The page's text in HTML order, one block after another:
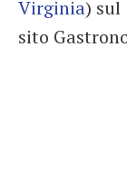
Virginia) sul
sito